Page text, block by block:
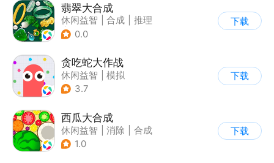
翡翠大合成
休闲益智 合成
推理
| 写实
0.0
下载
贪吃蛇大作战
休闲益智
模拟
| 贪吃蛇
3.7
下载
西瓜大合成
休闲益智 消除
合成
1.0
下载